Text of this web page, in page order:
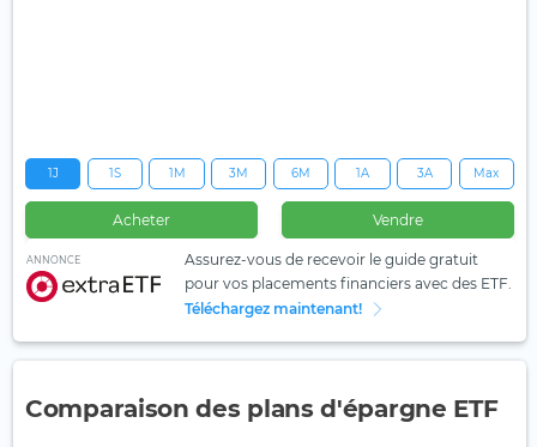
1J 1S 1M 3M 6M 1A 3A Max
Acheter Vendre
ANNONCE
Assurez-vous de recevoir le guide gratuit
pour vos placements financiers avec des ETF.
Téléchargez maintenant!
Comparaison des plans d'épargne ETF